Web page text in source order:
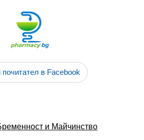
в Facebook
и Майчинство